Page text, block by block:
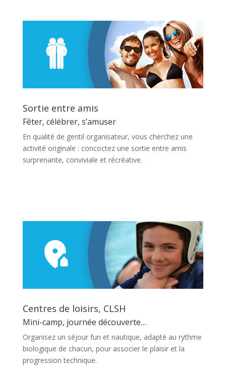
Sortie entre amis
Fêter, célébrer, s’amuser
En qualité de gentil organisateur, vous cherchez une
activité originale : concoctez une sortie entre amis
surprenante, conviviale et récréative.
Centres de loisirs, CLSH
Mini-camp, journée découverte…
Organisez un séjour fun et nautique, adapté au rythme
biologique de chacun, pour associer le plaisir et la
progression technique.